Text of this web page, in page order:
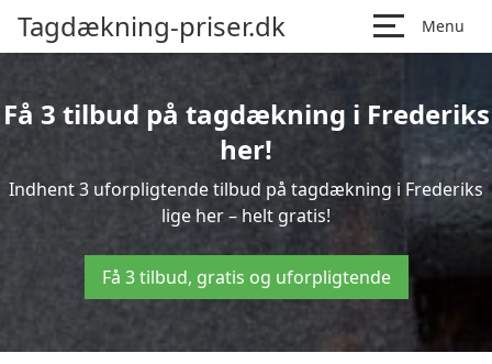
Tagdækning-priser.dk Menu
Få 3 tilbud på tagdækning i Frederiks
her!
Indhent 3 uforpligtende tilbud på tagdækning i Frederiks
lige her – helt gratis!
Få 3 tilbud, gratis og uforpligtende